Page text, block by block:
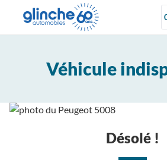
Véhicule
Désolé !